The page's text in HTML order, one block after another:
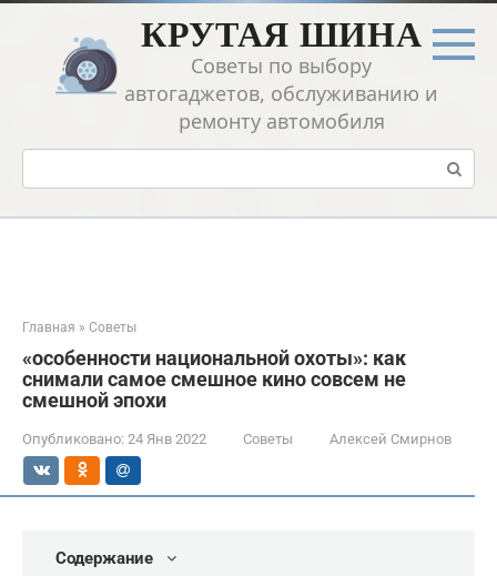
Перейти
контенту
КРУТАЯ ШИНА
Советы по выбору
автогаджетов, обслуживанию и
ремонту автомобиля
Поиск:
Главная » Советы
«особенности национальной охоты»: как
снимали самое смешное кино совсем не
смешной эпохи
Опубликовано: 24 Янв 2022 Советы Алексей Смирнов
Содержание